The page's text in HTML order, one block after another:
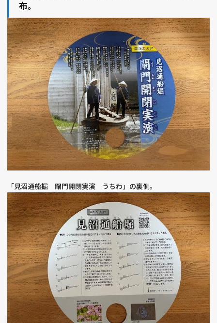
布。
「見沼通船掘 閘門開閉実演 うちわ」の裏側。